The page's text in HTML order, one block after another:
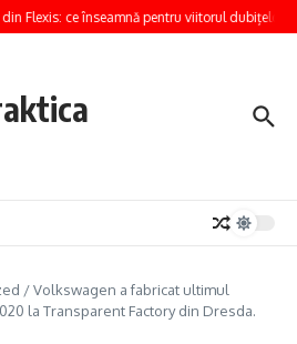
Flexis: ce înseamnă pentru viitorul dubițelor
/Volkswagen a fabricat ultimul
la Transparent Factory din Dresda.